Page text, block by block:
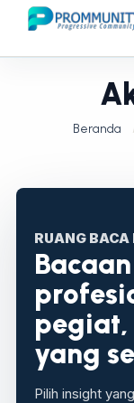
Beranda
RUANG
pegiat,
yang
Pilih insight